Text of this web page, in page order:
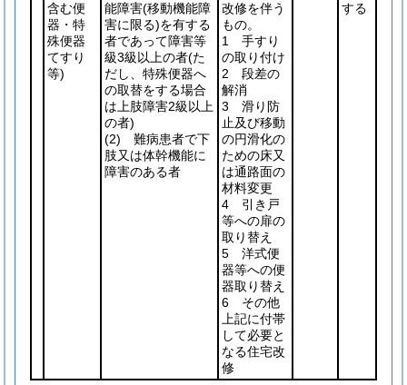
含む便
器・特
殊便器
てすり
等)
能障害(移動機能障
害に限る)を有する
者であって障害等
級3級以上の者(た
だし、特殊便器へ
の取替をする場合
は上肢障害2級以上
の者)
(2) 難病患者で下
肢又は体幹機能に
障害のある者
改修を伴う
もの。
1 手すり
の取り付け
2 段差の
解消
3 滑り防
止及び移動
の円滑化の
ための床又
は通路面の
材料変更
4 引き戸
等への扉の
取り替え
5 洋式便
器等への便
器取り替え
6 その他
上記に付帯
して必要と
なる住宅改
修
する